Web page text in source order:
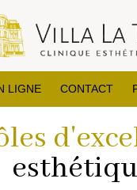
LIGNE CONTACT